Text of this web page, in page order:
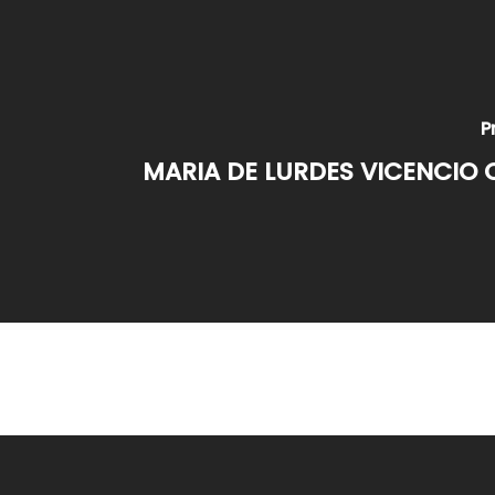
MARIA DE LURDES VICENCIO